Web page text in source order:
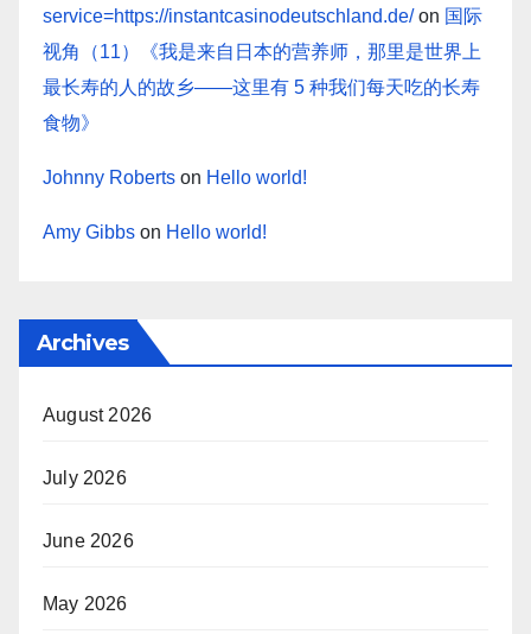
service=https://instantcasinodeutschland.de/on 国际
视角（11）《我是来自日本的营养师，那里是世界上
最长寿的人的故乡——这里有 5 种我们每天吃的长寿
食物》
Johnny Roberts on Hello world!
Amy Gibbs on Hello world!
Archives
August 2026
July 2026
June 2026
May 2026